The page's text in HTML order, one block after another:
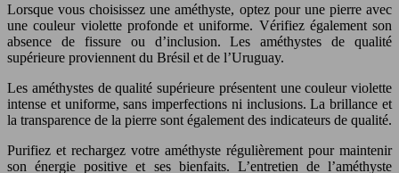
Lorsque vous choisissez une améthyste, optez pour une pierre avec
une couleur violette profonde et uniforme. Vérifiez également son
absence de fissure ou d’inclusion. Les améthystes de qualité
supérieure proviennent du Brésil et de l’Uruguay.
Les améthystes de qualité supérieure présentent une couleur violette
intense et uniforme, sans imperfections ni inclusions. La brillance et
la transparence de la pierre sont également des indicateurs de qualité.
Purifiez et rechargez votre améthyste régulièrement pour maintenir
son énergie positive et ses bienfaits. L’entretien de l’améthyste